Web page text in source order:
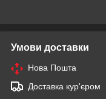
Умови доставки
Нова Пошта
Доставка кур'єром